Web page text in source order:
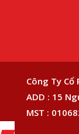
Công Ty
ADD : 15
MST :